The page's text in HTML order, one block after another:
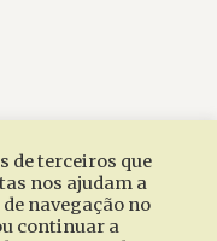
de terceiros que
nos ajudam a
navegação no
continuar a